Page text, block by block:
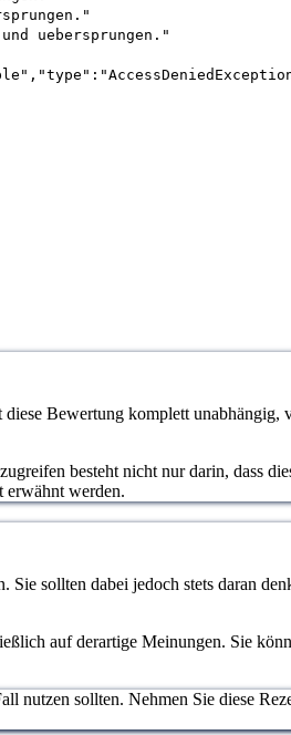
uebersprungen."
Bewertung komplett unabhängig,
besteht nicht nur darin, dass
erwähnt werden.
sollten dabei jedoch stets daran
auf derartige Meinungen. Sie
nutzen sollten. Nehmen Sie diese